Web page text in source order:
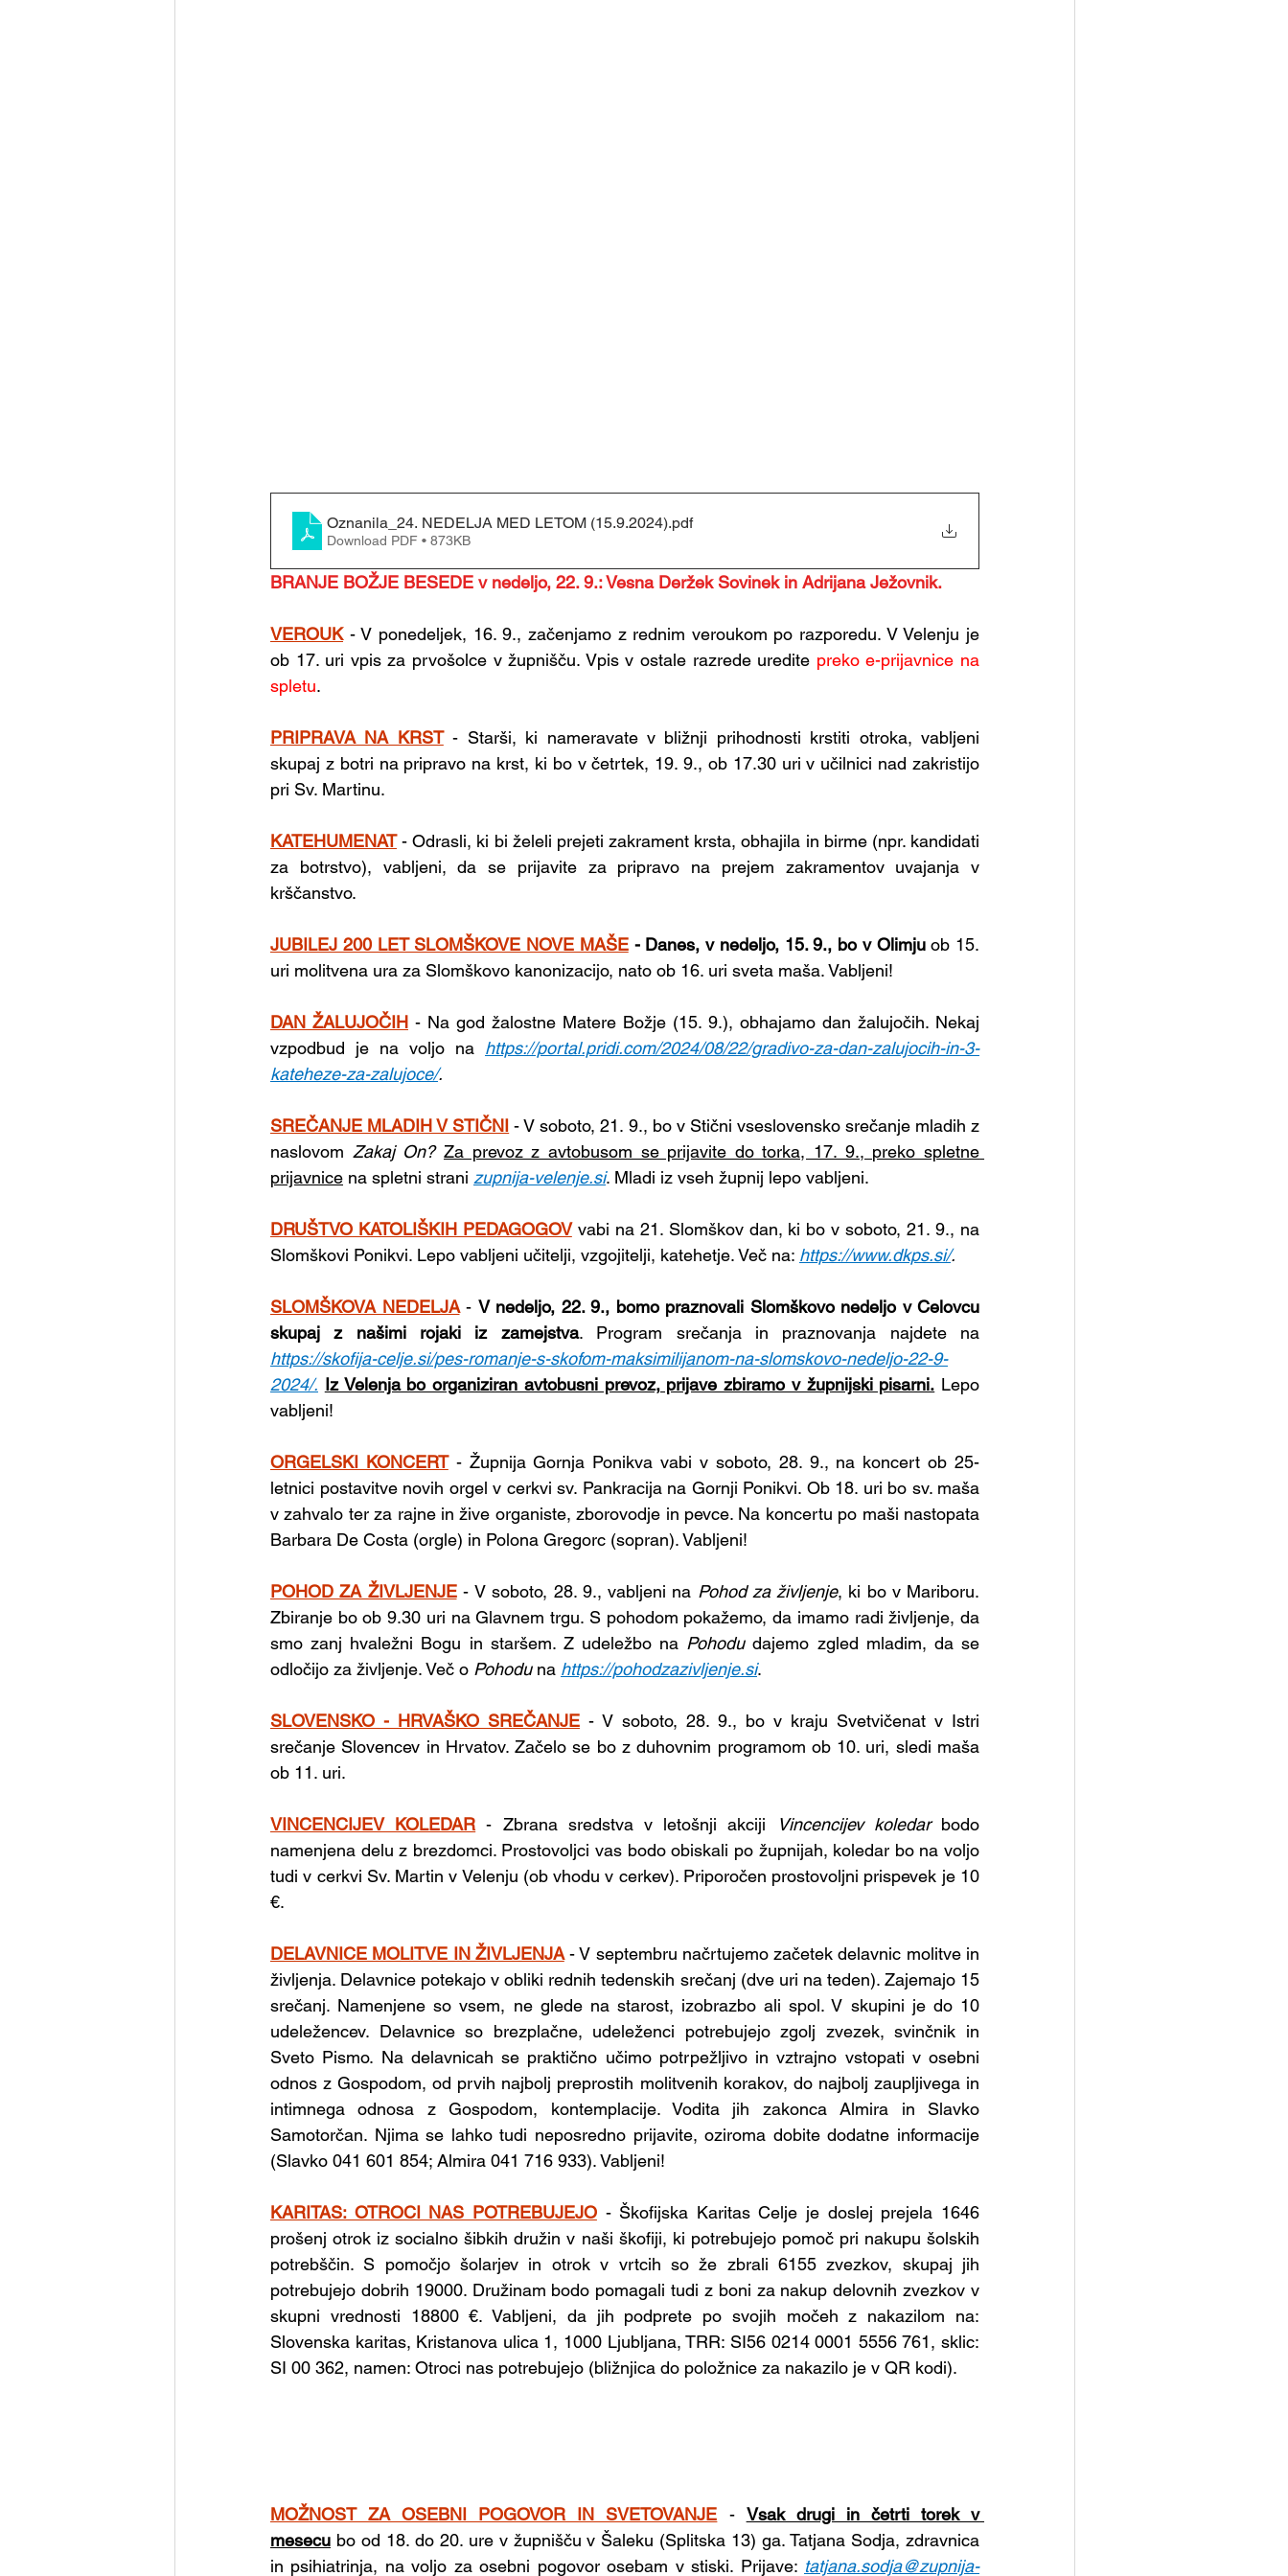
Oznanila_24. NEDELJA MED LETOM (15.9.2024).pdf
Download PDF • 873KB
BRANJE BOŽJE BESEDE v nedeljo, 22. 9.: Vesna Deržek Sovinek in Adrijana Ježovnik.
VEROUK - V ponedeljek, 16. 9., začenjamo z rednim veroukom po razporedu. V Velenju je
ob 17. uri vpis za prvošolce v župnišču. Vpis v ostale razrede uredite preko e-prijavnice na
spletu.
PRIPRAVA NA KRST - Starši, ki nameravate v bližnji prihodnosti krstiti otroka, vabljeni
skupaj z botri na pripravo na krst, ki bo v četrtek, 19. 9., ob 17.30 uri v učilnici nad zakristijo
pri Sv. Martinu.
KATEHUMENAT - Odrasli, ki bi želeli prejeti zakrament krsta, obhajila in birme (npr. kandidati
za botrstvo), vabljeni, da se prijavite za pripravo na prejem zakramentov uvajanja v
krščanstvo.
JUBILEJ 200 LET SLOMŠKOVE NOVE MAŠE - Danes, v nedeljo, 15. 9., bo v Olimju ob 15.
uri molitvena ura za Slomškovo kanonizacijo, nato ob 16. uri sveta maša. Vabljeni!
DAN ŽALUJOČIH - Na god žalostne Matere Božje (15. 9.), obhajamo dan žalujočih. Nekaj
vzpodbud je na voljo na https://portal.pridi.com/2024/08/22/gradivo-za-dan-zalujocih-in-3-
kateheze-za-zalujoce/.
SREČANJE MLADIH V STIČNI - V soboto, 21. 9., bo v Stični vseslovensko srečanje mladih z
naslovom Zakaj On? Za prevoz z avtobusom se prijavite do torka, 17. 9., preko spletne
prijavnice na spletni strani zupnija-velenje.si. Mladi iz vseh župnij lepo vabljeni.
DRUŠTVO KATOLIŠKIH PEDAGOGOV vabi na 21. Slomškov dan, ki bo v soboto, 21. 9., na
Slomškovi Ponikvi. Lepo vabljeni učitelji, vzgojitelji, katehetje. Več na: https://www.dkps.si/.
SLOMŠKOVA NEDELJA - V nedeljo, 22. 9., bomo praznovali Slomškovo nedeljo v Celovcu
skupaj z našimi rojaki iz zamejstva
https://skofija-celje.si/pes-romanje-s-skofom-maksimilijanom-na-slomskovo-nedeljo-22-9-
2024/. Iz Velenja bo organiziran avtobusni prevoz, prijave zbiramo v župnijski pisarni. Lepo
vabljeni!
ORGELSKI KONCERT - Župnija Gornja Ponikva vabi v soboto, 28. 9., na koncert ob 25-
letnici postavitve novih orgel v cerkvi sv. Pankracija na Gornji Ponikvi. Ob 18. uri bo sv. maša
v zahvalo ter za rajne in žive organiste, zborovodje in pevce. Na koncertu po maši nastopata
Barbara De Costa (orgle) in Polona Gregorc (sopran). Vabljeni!
POHOD ZA ŽIVLJENJE - V soboto, 28. 9., vabljeni na Pohod za življenje, ki bo v Mariboru.
Zbiranje bo ob 9.30 uri na Glavnem trgu. S pohodom pokažemo, da imamo radi življenje, da
smo zanj hvaležni Bogu in staršem. Z udeležbo na Pohodu dajemo zgled mladim, da se
odločijo za življenje. Več o Pohodu na https://pohodzazivljenje.si.
SLOVENSKO - HRVAŠKO SREČANJE - V soboto, 28. 9., bo v kraju Svetvičenat v Istri
srečanje Slovencev in Hrvatov. Začelo se bo z duhovnim programom ob 10. uri, sledi maša
ob 11. uri.
VINCENCIJEV KOLEDAR - Zbrana sredstva v letošnji akciji Vincencijev koledar bodo
namenjena delu z brezdomci. Prostovoljci vas bodo obiskali po župnijah, koledar bo na voljo
tudi v cerkvi Sv. Martin v Velenju (ob vhodu v cerkev). Priporočen prostovoljni prispevek je 10
€.
DELAVNICE MOLITVE IN ŽIVLJENJA - V septembru načrtujemo začetek delavnic molitve in
življenja. Delavnice potekajo v obliki rednih tedenskih srečanj (dve uri na teden). Zajemajo 15
srečanj. Namenjene so vsem, ne glede na starost, izobrazbo ali spol. V skupini je do 10
udeležencev. Delavnice so brezplačne, udeleženci potrebujejo zgolj zvezek, svinčnik in
Sveto Pismo. Na delavnicah se praktično učimo potrpežljivo in vztrajno vstopati v osebni
odnos z Gospodom, od prvih najbolj preprostih molitvenih korakov, do najbolj zaupljivega in
intimnega odnosa z Gospodom, kontemplacije. Vodita jih zakonca Almira in Slavko
Samotorčan. Njima se lahko tudi neposredno prijavite, oziroma dobite dodatne informacije
(Slavko 041 601 854; Almira 041 716 933). Vabljeni!
KARITAS: OTROCI NAS POTREBUJEJO - Škofijska Karitas Celje je doslej prejela 1646
prošenj otrok iz socialno šibkih družin v naši škofiji, ki potrebujejo pomoč pri nakupu šolskih
potrebščin. S pomočjo šolarjev in otrok v vrtcih so že zbrali 6155 zvezkov, skupaj jih
potrebujejo dobrih 19000. Družinam bodo pomagali tudi z boni za nakup delovnih zvezkov v
skupni vrednosti 18800 €. Vabljeni, da jih podprete po svojih močeh z nakazilom na:
Slovenska karitas, Kristanova ulica 1, 1000 Ljubljana, TRR: SI56 0214 0001 5556 761, sklic:
SI 00 362, namen: Otroci nas potrebujejo (bližnjica do položnice za nakazilo je v QR kodi).
MOŽNOST ZA OSEBNI POGOVOR IN SVETOVANJE - Vsak drugi in četrti torek v
mesecu bo od 18. do 20. ure v župnišču v Šaleku (Splitska 13) ga. Tatjana Sodja, zdravnica
in psihiatrinja, na voljo za osebni pogovor osebam v stiski. Prijave: tatjana.sodja@zupnija-